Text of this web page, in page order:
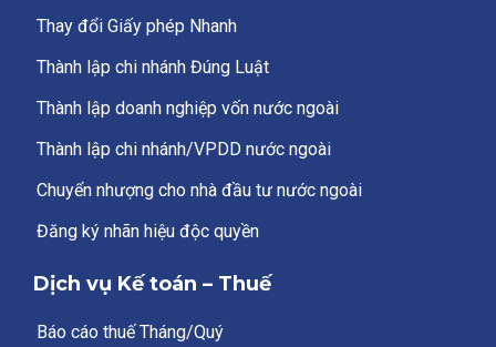
Thay đổi Giấy phép Nhanh
Thành lập chi nhánh Đúng Luật
Thành lập doanh nghiệp vốn nước ngoài
Thành lập chi nhánh/VPDD nước ngoài
Chuyển nhượng cho nhà đầu tư nước ngoài
Đăng ký nhãn hiệu độc quyền
Dịch vụ Kế toán – Thuế
Báo cáo thuế Tháng/Quý